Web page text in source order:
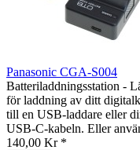
Panasonic CGA-S004
Batteriladdningsstation -
för laddning av ditt
till en USB-laddare eller
USB-C-kabeln. Eller
140,00 Kr *